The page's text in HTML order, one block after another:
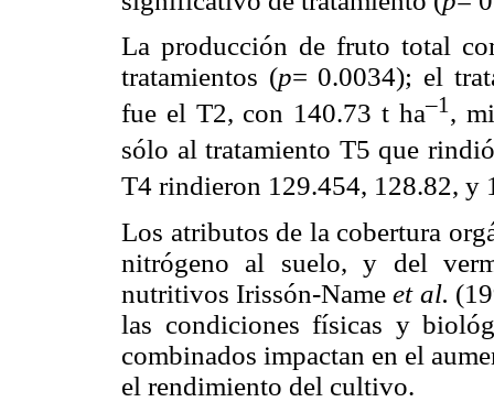
La producción de fruto total
tratamientos (p= 0.0034); el
fue el T2, con 140.73 t ha–1 ,
sólo al tratamiento T5 que
T4 rindieron 129.454, 128.82, y
Los atributos de la cobertura
nitrógeno al suelo, y del
nutritivos Irissón-Nameet al.
las condiciones físicas y
combinados impactan en el
el rendimiento del cultivo.